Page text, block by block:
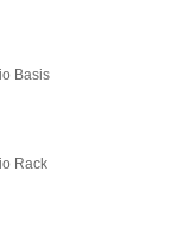
Basis
Rack